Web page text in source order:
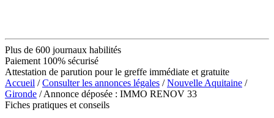
Plus de 600 journaux habilités
Paiement 100% sécurisé
Attestation de parution pour le greffe immédiate et gratuite
Accueil /Consulter les annonces légales /Nouvelle Aquitaine /
Gironde / Annonce déposée : IMMO RENOV 33
Fiches pratiques et conseils